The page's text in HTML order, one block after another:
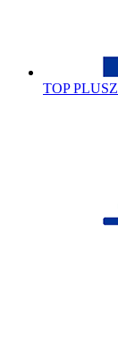
TOP